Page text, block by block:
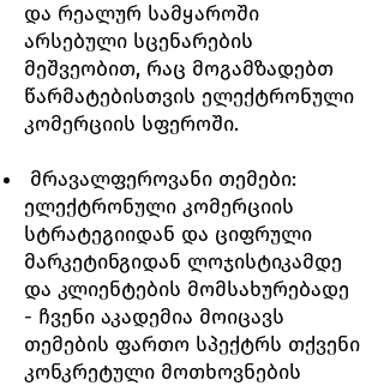
და რეალურ სამყაროში
არსებული სცენარების
მეშვეობით, რაც მოგამზადებთ
წარმატებისთვის ელექტრონული
კომერციის სფეროში.
მრავალფეროვანი თემები:
ელექტრონული კომერციის
სტრატეგიიდან და ციფრული
მარკეტინგიდან ლოჯისტიკამდე
და კლიენტების მომსახურებადე
- ჩვენი აკადემია მოიცავს
თემების ფართო სპექტრს თქვენი
კონკრეტული მოთხოვნების